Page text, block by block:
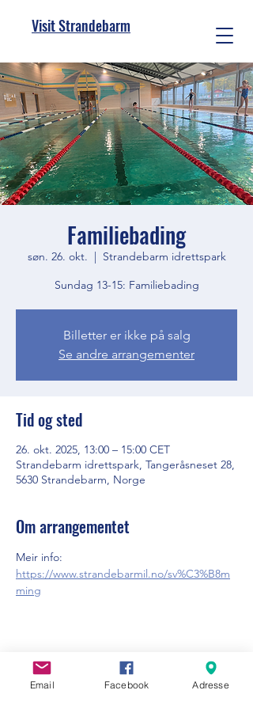
Visit Strandebarm
Familiebading
søn. 26. okt.
  |
Strandebarm idrettspark
Sundag 13-15: Familiebading
Billetter er ikke på salg
Se andre arrangementer
Tid og sted
26. okt. 2025, 13:00 – 15:00 CET
Strandebarm idrettspark, Tangeråsneset 28,
5630 Strandebarm, Norge
Om arrangementet
Meir info:
https://www.strandebarmil.no/sv%C3%B8m
ming
Del dette arrangementet
Email Facebook Adresse